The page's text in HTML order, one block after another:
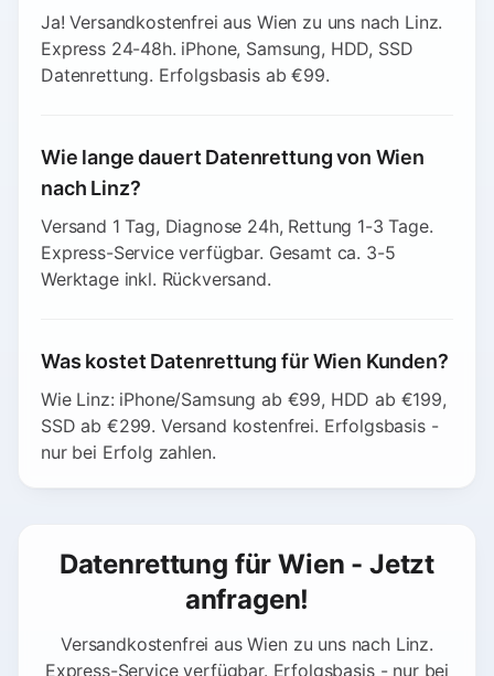
Ja! Versandkostenfrei aus Wien zu uns nach Linz.
Express 24-48h. iPhone, Samsung, HDD, SSD
Datenrettung. Erfolgsbasis ab €99.
Wie lange dauert Datenrettung von Wien
nach Linz?
Versand 1 Tag, Diagnose 24h, Rettung 1-3 Tage.
Express-Service verfügbar. Gesamt ca. 3-5
Werktage inkl. Rückversand.
Was kostet Datenrettung für Wien Kunden?
Wie Linz: iPhone/Samsung ab €99, HDD ab €199,
SSD ab €299. Versand kostenfrei. Erfolgsbasis -
nur bei Erfolg zahlen.
Datenrettung für Wien - Jetzt
anfragen!
Versandkostenfrei aus Wien zu uns nach Linz.
Express-Service verfügbar. Erfolgsbasis - nur bei